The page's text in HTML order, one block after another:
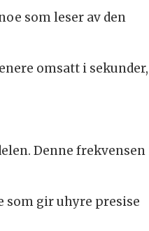
som leser av den
omsatt i sekunder,
Denne frekvensen
som gir uhyre presise